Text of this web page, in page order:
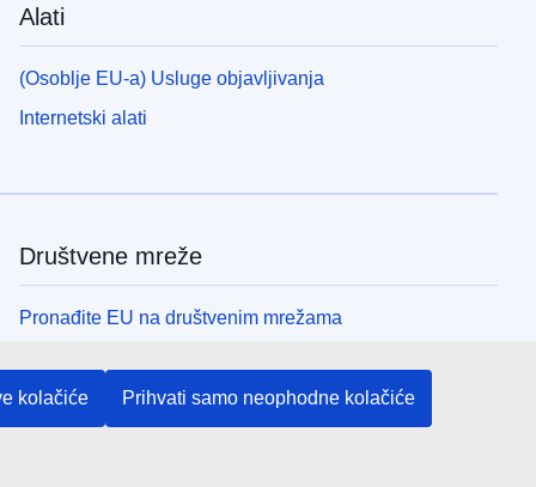
kolačiće Prihvati samo neophodne kolačiće
Alati
(Osoblje EU-a) Usluge objavljivanja
Internetski alati
Društvene mreže
Pronađite EU na društvenim mrežama
Institucije i tijela EU-a